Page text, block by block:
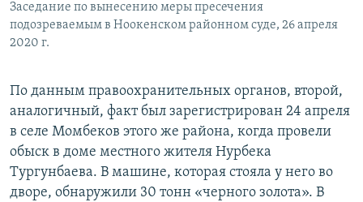
Заседание по вынесению меры пресечения
подозреваемым в Ноокенском районном суде, 26 апреля
2020 г.
По данным правоохранительных органов, второй,
аналогичный, факт был зарегистрирован 24 апреля
в селе Момбеков этого же района, когда провели
обыск в доме местного жителя Нурбека
Тургунбаева. В машине, которая стояла у него во
дворе, обнаружили 30 тонн «черного золота». В